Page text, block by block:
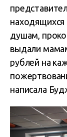
находящихся
душам,
выдали
рублей на
написала